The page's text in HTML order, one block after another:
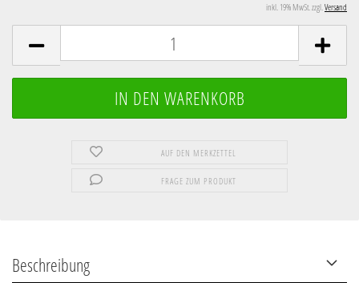
inkl. 19% MwSt. zzgl.Versand
AUF DEN MERKZETTEL
FRAGE ZUM PRODUKT
Beschreibung